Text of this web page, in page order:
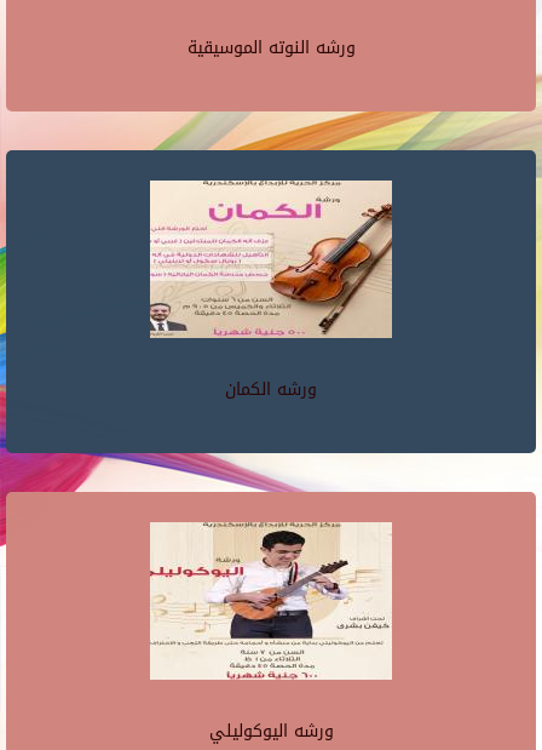
ورشه النوته الموسيقية
ورشه الكمان
ورشه اليوكوليلي